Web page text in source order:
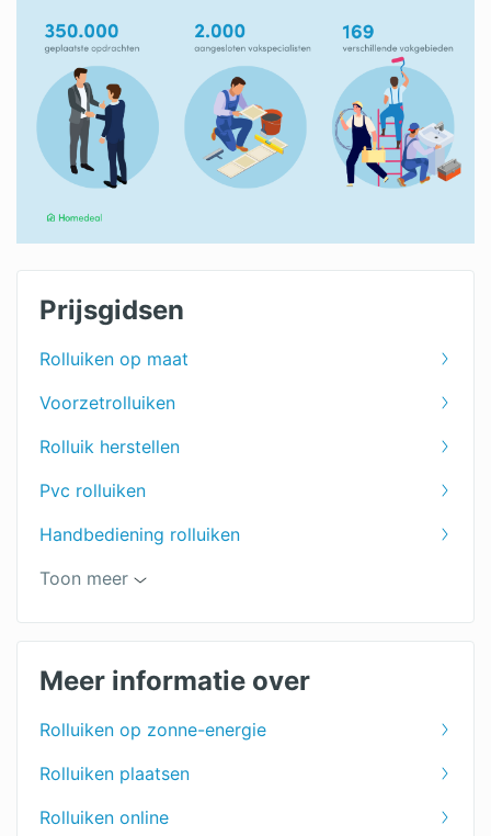
Prijsgidsen
Rolluiken op maat
Voorzetrolluiken
Rolluik herstellen
Pvc rolluiken
Handbediening rolluiken
Aluminium rolluiken
Rolpoorten
Elektrische rolluiken
Toon meer
Meer informatie over
Rolluiken op zonne-energie
Rolluiken plaatsen
Rolluiken online